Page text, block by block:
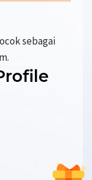
sebagai